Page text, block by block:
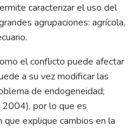
caracterizar el uso del
agrupaciones: agrícola,
el conflicto puede afectar
a su vez modificar las
de endogeneidad;
2004), por lo que es
que explique cambios en la